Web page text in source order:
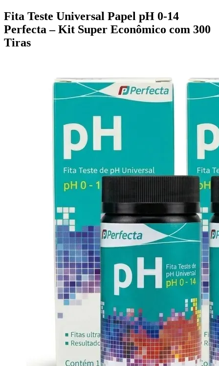
Fita Teste Universal Papel pH 0-14
Perfecta – Kit Super Econômico com 300
Tiras